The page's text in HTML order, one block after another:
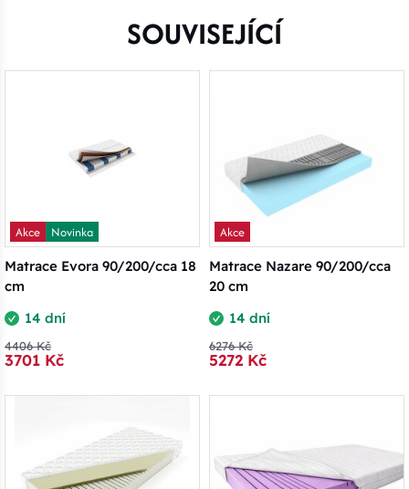
SOUVISEJÍCÍ
Akce
Novinka
Matrace Evora 90/200/cca 18
cm
14 dní
4406 Kč
3701 Kč
Akce
Matrace Nazare 90/200/cca
20 cm
14 dní
6276 Kč
5272 Kč